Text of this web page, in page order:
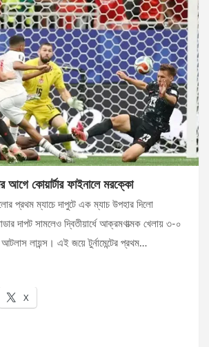
আগে কোয়ার্টার ফাইনালে মরক্কো
প্রথম ম্যাচে দাপুটে এক ম্যাচ উপহার দিলো
দাপট সামলেও দ্বিতীয়ার্ধে আক্রমণাত্মক খেলায় ৩-০
লায়ন্স। এই জয়ে টুর্নামেন্টের প্রথম…
X